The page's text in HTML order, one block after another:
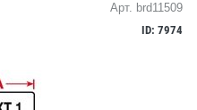
Арт. brd11509
ID: 7974